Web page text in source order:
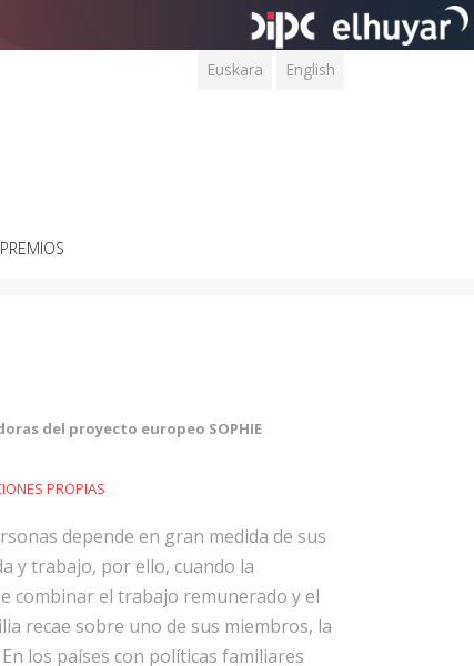
Euskara English
del proyecto europeo SOPHIE
PROPIAS
depende en gran medida de sus
y trabajo, por ello, cuando la
combinar el trabajo remunerado y el
recae sobre uno de sus miembros, la
los países con políticas familiares